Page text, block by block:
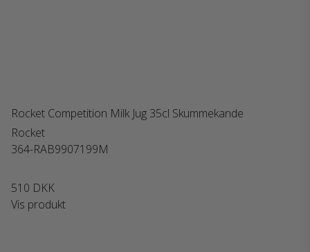
Rocket Competition Milk Jug 35cl Skummekande
Rocket
364-RAB9907199M
510 DKK
Vis produkt